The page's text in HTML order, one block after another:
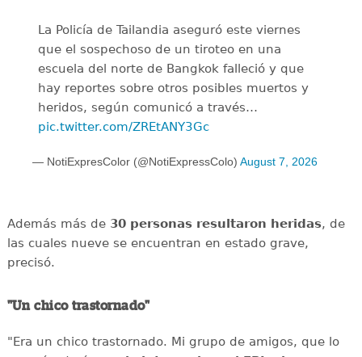
La Policía de Tailandia aseguró este viernes
que el sospechoso de un tiroteo en una
escuela del norte de Bangkok falleció y que
hay reportes sobre otros posibles muertos y
heridos, según comunicó a través…
pic.twitter.com/ZREtANY3Gc
— NotiExpresColor (@NotiExpressColo) August 7, 2026
Además más de 30 personas resultaron heridas, de
las cuales nueve se encuentran en estado grave,
precisó.
"Un chico trastornado"
"Era un chico trastornado. Mi grupo de amigos, que lo